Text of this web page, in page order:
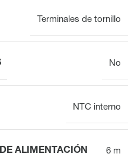
Terminales de tornillo
No
NTC interno
ALIMENTACIÓN 6 m